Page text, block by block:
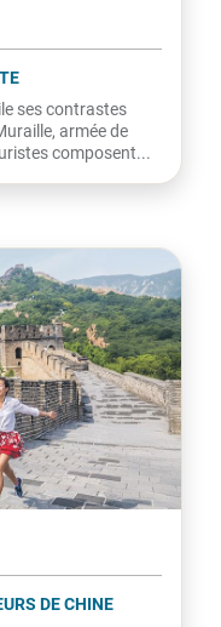
ses contrastes
armée de
composent...
DE CHINE